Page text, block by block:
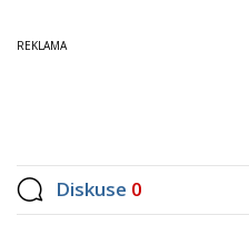
Diskuse 0